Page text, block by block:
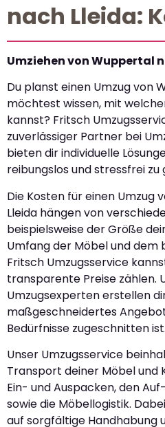
nach Lleida:
Umziehen von Wuppertal
Du planst einen Umzug von
möchtest wissen, mit
kannst? Fritsch
zuverlässiger Partner bei
bieten dir individuelle
reibungslos und stressfrei zu
Die Kosten für einen Umzug
Lleida hängen von
beispielsweise der Größe
Umfang der Möbel und dem
Fritsch Umzugsservice
transparente Preise zählen.
Umzugsexperten erstellen
maßgeschneidertes
Bedürfnisse zugeschnitten ist.
Unser Umzugsservice
Transport deiner Möbel und
Ein- und Auspacken, den
sowie die Möbellogistik.
auf sorgfältige Handhabung